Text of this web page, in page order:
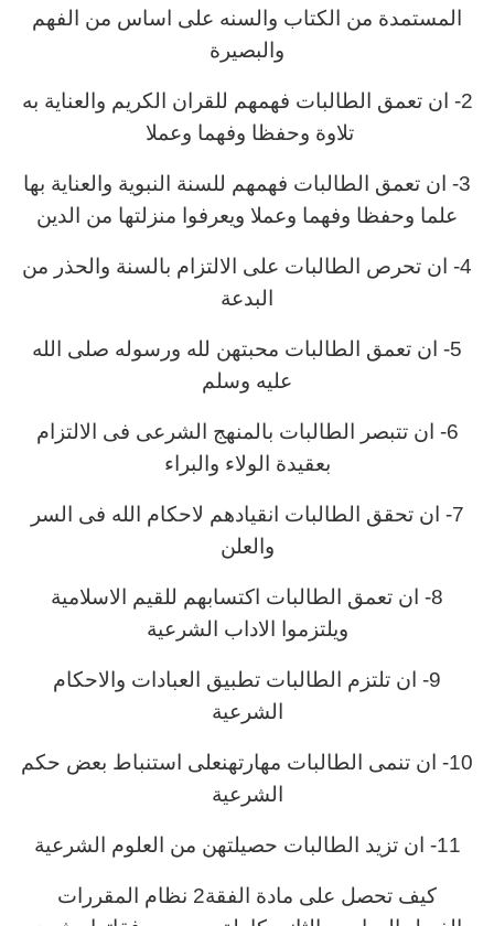
المستمدة من الكتاب والسنه على اساس من الفهم
والبصيرة
2- ان تعمق الطالبات فهمهم للقران الكريم والعناية به
تلاوة وحفظا وفهما وعملا
3- ان تعمق الطالبات فهمهم للسنة النبوية والعناية بها
علما وحفظا وفهما وعملا ويعرفوا منزلتها من الدين
4- ان تحرص الطالبات على الالتزام بالسنة والحذر من
البدعة
5- ان تعمق الطالبات محبتهن لله ورسوله صلى الله
عليه وسلم
6- ان تتبصر الطالبات بالمنهج الشرعى فى الالتزام
بعقيدة الولاء والبراء
7- ان تحقق الطالبات انقيادهم لاحكام الله فى السر
والعلن
8- ان تعمق الطالبات اكتسابهم للقيم الاسلامية
ويلتزموا الاداب الشرعية
9- ان تلتزم الطالبات تطبيق العبادات والاحكام
الشرعية
10- ان تنمى الطالبات مهارتهنعلى استنباط بعض حكم
الشرعية
11- ان تزيد الطالبات حصيلتهن من العلوم الشرعية
كيف تحصل على مادة الفقة2 نظام المقررات